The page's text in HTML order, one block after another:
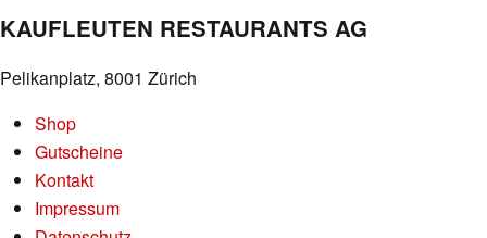
KAUFLEUTEN RESTAURANTS AG
Pelikanplatz, 8001 Zürich
Shop
Gutscheine
Kontakt
Impressum